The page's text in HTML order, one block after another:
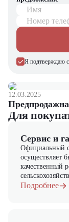
предлагающий
У нас вы
погрузчиков,
запчасти для
консультации по
Имя
Номер
Я подтверждаю
12.03.2025
Для
Сервис и
Официальный
осуществляет
качественный
Подробнее